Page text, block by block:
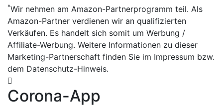
*Wir nehmen am Amazon-Partnerprogramm teil. Als
Amazon-Partner verdienen wir an qualifizierten
Verkäufen. Es handelt sich somit um Werbung /
Affiliate-Werbung. Weitere Informationen zu dieser
Marketing-Partnerschaft finden Sie im Impressum bzw.
dem Datenschutz-Hinweis.
Corona-App